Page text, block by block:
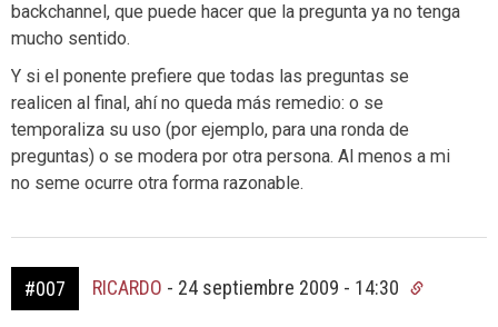
backchannel, que puede hacer que la pregunta ya no tenga
mucho sentido.
Y si el ponente prefiere que todas las preguntas se
realicen al final, ahí no queda más remedio: o se
temporaliza su uso (por ejemplo, para una ronda de
preguntas) o se modera por otra persona. Al menos a mi
no seme ocurre otra forma razonable.
#007 RICARDO - 24 septiembre 2009 - 14:30